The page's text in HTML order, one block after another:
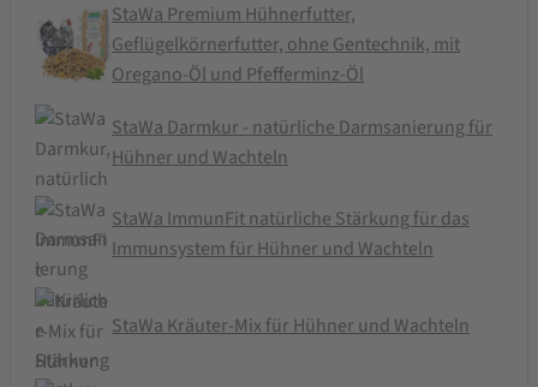
StaWa Premium Hühnerfutter,
Geflügelkörnerfutter, ohne Gentechnik, mit
Oregano-Öl und Pfefferminz-Öl
StaWa Darmkur - natürliche Darmsanierung für
Hühner und Wachteln
StaWa ImmunFit natürliche Stärkung für das
Immunsystem für Hühner und Wachteln
StaWa Kräuter-Mix für Hühner und Wachteln